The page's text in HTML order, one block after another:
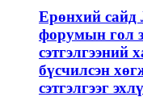
Ерөнхий
форумын гол
сэтгэлгээний
бүсчилсэн
сэтгэлгээг